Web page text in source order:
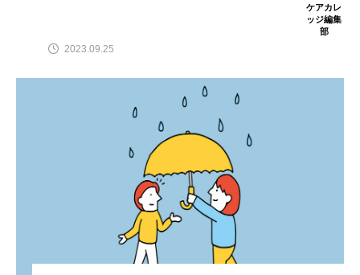
ケアカレ
ッジ編集
部
2023.09.25